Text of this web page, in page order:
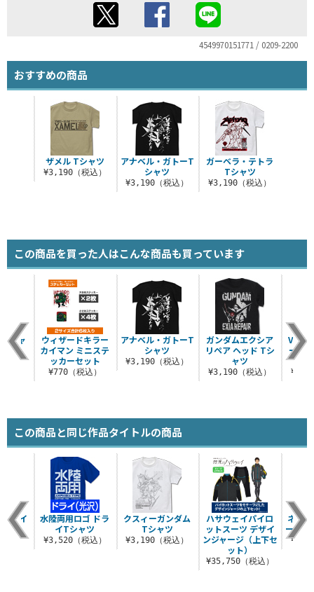
4549970151771 / 0209-2200
おすすめの商品
アナベル・ガトーT
シャツ
¥3,190（税込）
ガーベラ・テトラ
Tシャツ
¥3,190（税込）
ザメル Tシャツ
¥3,190（税込）
この商品を買った人はこんな商品も買っています
アナベル・ガトーT
シャツ
¥3,190（税込）
ガンダムエクシア
リペア ヘッド Tシ
ャツ
¥3,190（税込）
V2ア
ーガ
Tシャ
込）
ウィザードキラー
カイマン ミニステ
ッカーセット
¥770（税込）
この商品と同じ作品タイトルの商品
クスィーガンダム
Tシャツ
¥3,190（税込）
ハサウェイパイロ
ットスーツ デザイ
ンジャージ（上下セ
ット）
¥35,750（税込）
ネオ
ーウェ
コイ
込）
水陸両用ロゴ ドラ
イTシャツ
¥3,520（税込）